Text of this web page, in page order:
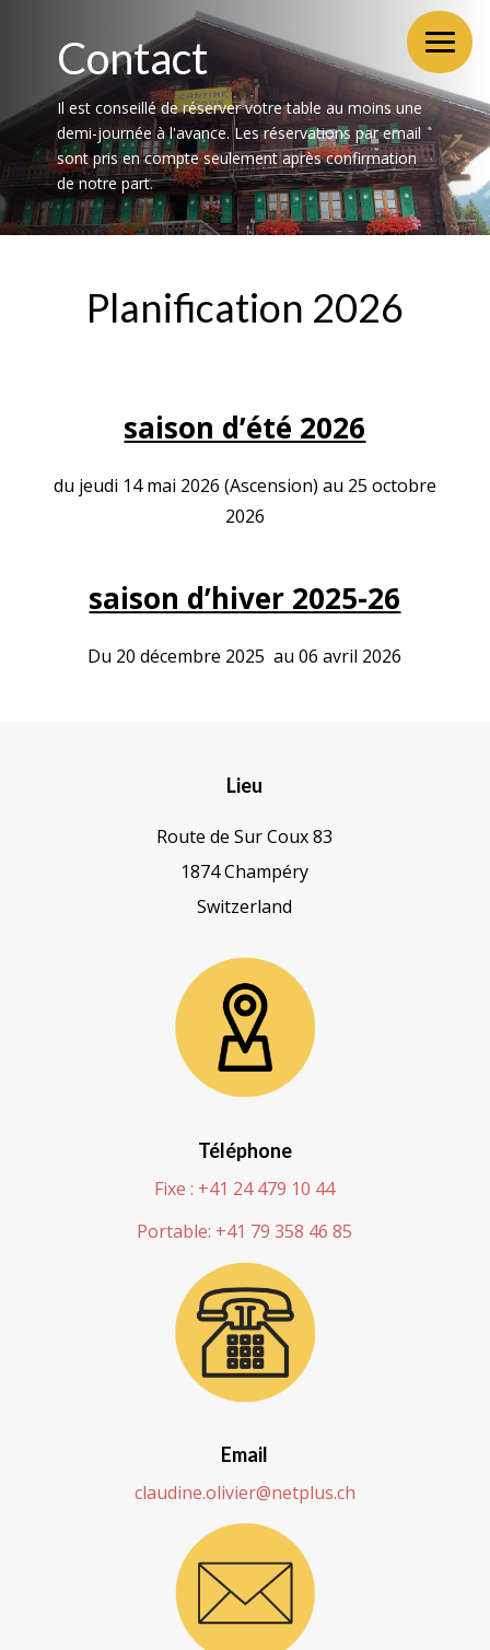
Contact
Il est conseillé de réserver votre table au moins une
demi-journée à l'avance. Les réservations par email
sont pris en compte seulement après confirmation
de notre part.
Planification 2026
saison d’été 2026
du jeudi 14 mai 2026 (Ascension) au 25 octobre
2026
saison d’hiver 2025-26
Du 20 décembre 2025 au 06 avril 2026
Lieu
Route de Sur Coux 83
1874 Champéry
Switzerland
Téléphone
Fixe : +41 24 479 10 44
Portable: +41 79 358 46 85
Email
claudine.olivier@netplus.ch